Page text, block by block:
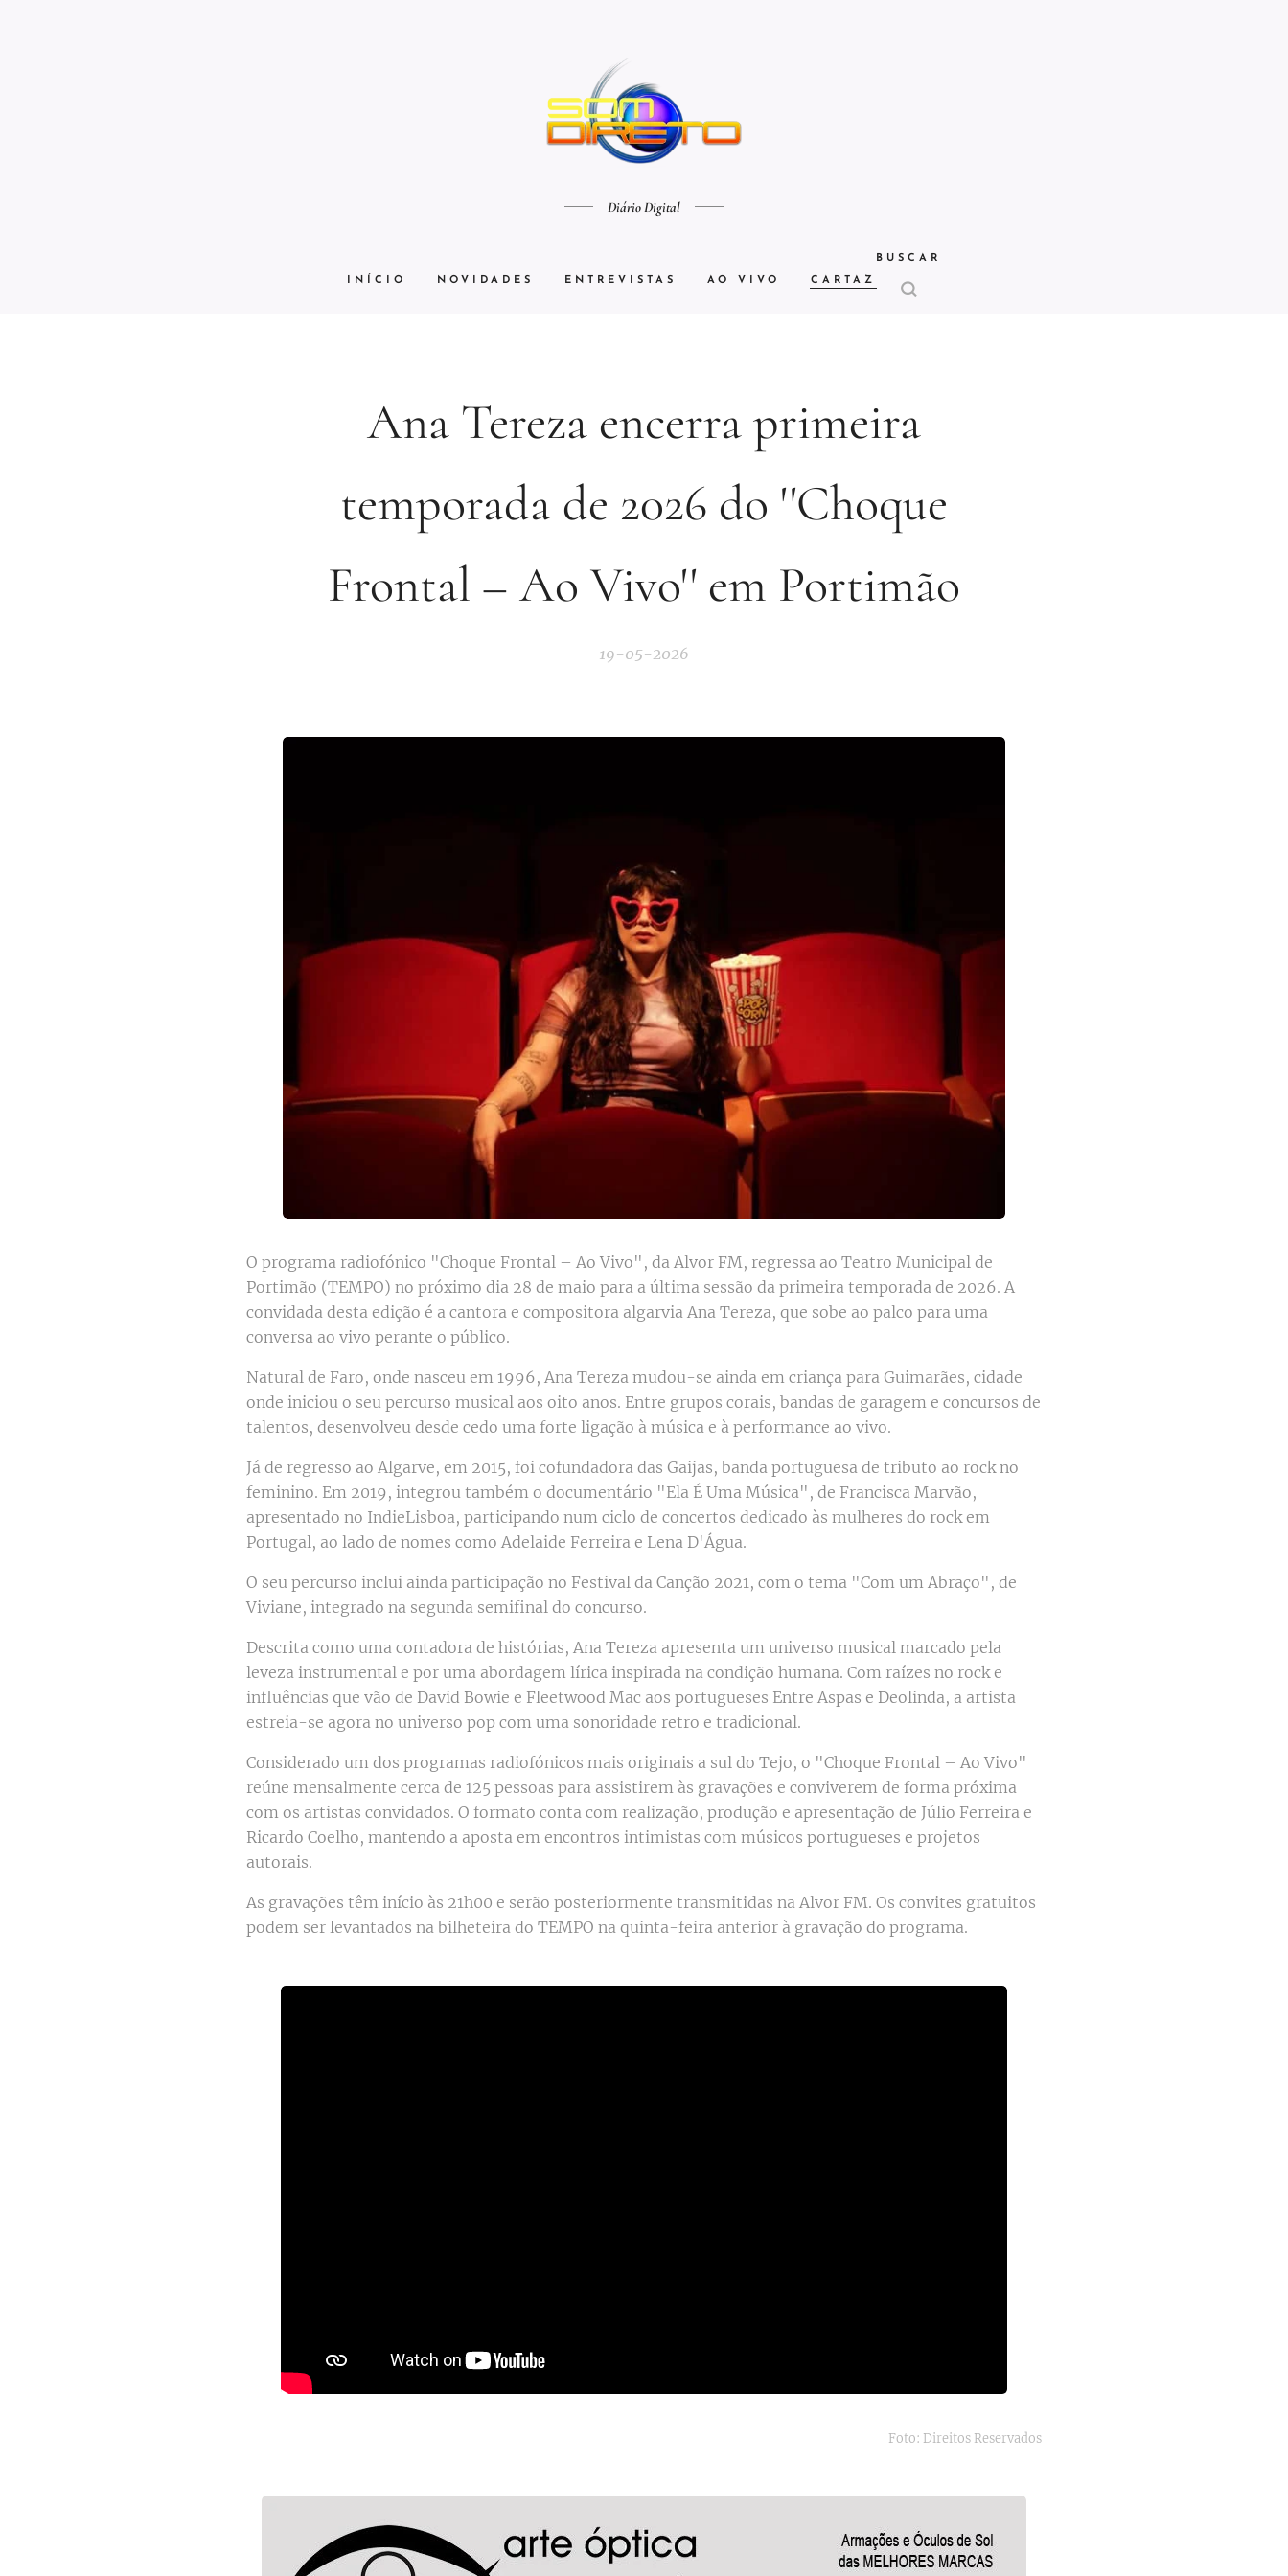
Diário Digital
INÍCIO NOVIDADES ENTREVISTAS AO VIVO CARTAZ
BUSCAR
Ana Tereza encerra primeira
temporada de 2026 do ''Choque
Frontal – Ao Vivo'' em Portimão
19-05-2026
O programa radiofónico "Choque Frontal – Ao Vivo", da Alvor FM, regressa ao Teatro Municipal de
Portimão (TEMPO) no próximo dia 28 de maio para a última sessão da primeira temporada de 2026. A
convidada desta edição é a cantora e compositora algarvia Ana Tereza, que sobe ao palco para uma
conversa ao vivo perante o público.
Natural de Faro, onde nasceu em 1996, Ana Tereza mudou-se ainda em criança para Guimarães, cidade
onde iniciou o seu percurso musical aos oito anos. Entre grupos corais, bandas de garagem e concursos de
talentos, desenvolveu desde cedo uma forte ligação à música e à performance ao vivo.
Já de regresso ao Algarve, em 2015, foi cofundadora das Gaijas, banda portuguesa de tributo ao rock no
feminino. Em 2019, integrou também o documentário "Ela É Uma Música", de Francisca Marvão,
apresentado no IndieLisboa, participando num ciclo de concertos dedicado às mulheres do rock em
Portugal, ao lado de nomes como Adelaide Ferreira e Lena D'Água.
O seu percurso inclui ainda participação no Festival da Canção 2021, com o tema "Com um Abraço", de
Viviane, integrado na segunda semifinal do concurso.
Descrita como uma contadora de histórias, Ana Tereza apresenta um universo musical marcado pela
leveza instrumental e por uma abordagem lírica inspirada na condição humana. Com raízes no rock e
influências que vão de David Bowie e Fleetwood Mac aos portugueses Entre Aspas e Deolinda, a artista
estreia-se agora no universo pop com uma sonoridade retro e tradicional.
Considerado um dos programas radiofónicos mais originais a sul do Tejo, o "Choque Frontal – Ao Vivo"
reúne mensalmente cerca de 125 pessoas para assistirem às gravações e conviverem de forma próxima
com os artistas convidados. O formato conta com realização, produção e apresentação de Júlio Ferreira e
Ricardo Coelho, mantendo a aposta em encontros intimistas com músicos portugueses e projetos
autorais.
As gravações têm início às 21h00 e serão posteriormente transmitidas na Alvor FM. Os convites gratuitos
podem ser levantados na bilheteira do TEMPO na quinta-feira anterior à gravação do programa.
Foto: Direitos Reservados